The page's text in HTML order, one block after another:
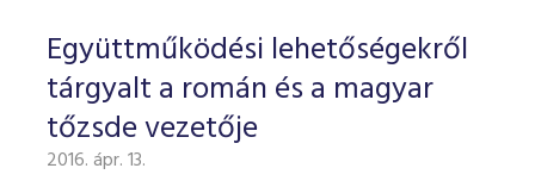
Együttműködési lehetőségekről
tárgyalt a román és a magyar
tőzsde vezetője
2016. ápr. 13.